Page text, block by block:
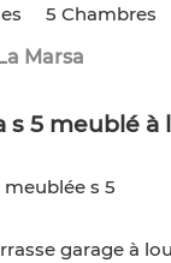
5 Chambres
Marsa
s 5 meublé à
s 5
garage à